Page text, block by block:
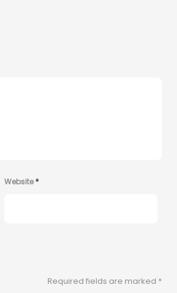
Website*
Required fields are marked *